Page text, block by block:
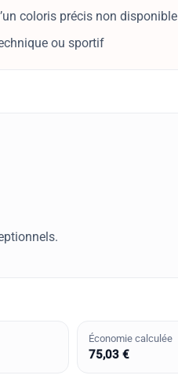
coloris précis non disponible
ou sportif
Économie calculée
75,03 €